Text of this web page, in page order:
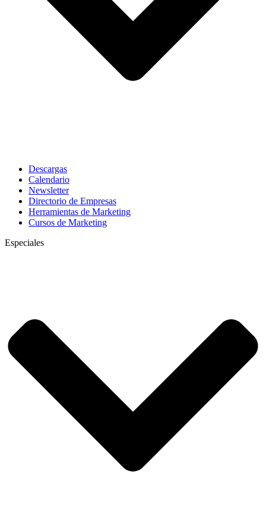
Descargas
Calendario
Newsletter
Directorio de Empresas
Herramientas de Marketing
Cursos de Marketing
Especiales